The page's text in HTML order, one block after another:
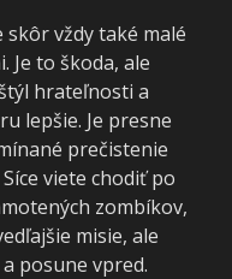
vždy také malé
Je to škoda, ale
hrateľnosti a
lepšie. Je presne
prečistenie
viete chodiť po
zombíkov,
misie, ale
posune vpred.